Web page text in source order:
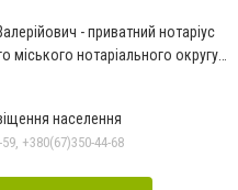
- приватний нотаріус
міського нотаріального округу
населення
+380(67)350-44-68